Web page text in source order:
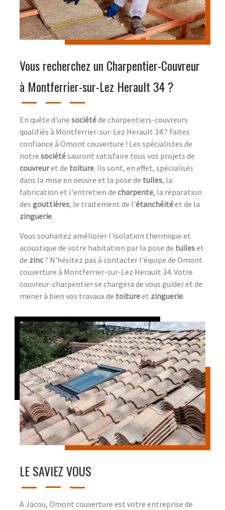
Vous recherchez un Charpentier-Couvreur
à Montferrier-sur-Lez Herault 34 ?
En quête d'une sociétéde charpentiers-couvreurs
qualifiés à Montferrier-sur-Lez Herault 34 ? Faites
confiance à Omont couverture ! Les spécialistes de
notre sociétésauront satisfaire tous vos projets de
couvreuret de toiture. Ils sont, en effet, spécialisés
dans la mise en oeuvre et la pose de tuiles, la
fabrication et l'entretien de charpente, la réparation
des gouttières, le traitement de l'étanchéitéet de la
zinguerie.
Vous souhaitez améliorer l'isolation thermique et
acoustique de votre habitation par la pose de tuileset
de zinc? N'hésitez pas à contacter l'équipe de Omont
couverture à Montferrier-sur-Lez Herault 34. Votre
couvreur-charpentier se chargera de vous guider et de
mener à bien vos travaux de toitureet zinguerie.
LE SAVIEZ VOUS
A Jacou, Omont couverture est votre entreprise de